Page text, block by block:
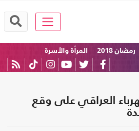
رمضان 2018
المرأة والأسرة
العراقي على وقع